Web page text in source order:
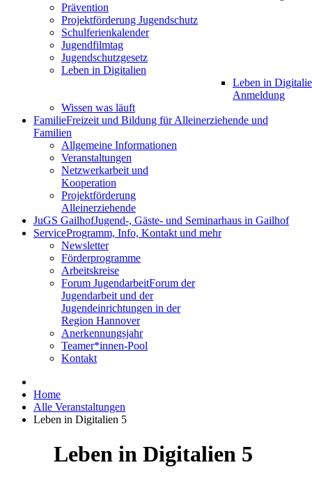
Prävention
Projektförderung Jugendschutz
Schulferienkalender
Jugendfilmtag
Jugendschutzgesetz
Leben in Digitalien
Leben in
Anmeldung
Wissen was läuft
FamilieFreizeit und Bildung für Alleinerziehende und
Familien
Allgemeine Informationen
Veranstaltungen
Netzwerkarbeit und
Kooperation
Projektförderung
Alleinerziehende
JuGS GailhofJugend-, Gäste- und Seminarhaus in Gailhof
ServiceProgramm, Info, Kontakt und mehr
Newsletter
Förderprogramme
Arbeitskreise
Forum JugendarbeitForum der
Jugendarbeit und der
Jugendeinrichtungen in der
Region Hannover
Anerkennungsjahr
Teamer*innen-Pool
Kontakt
Home
Alle Veranstaltungen
Leben in Digitalien 5
Leben in Digitalien 5